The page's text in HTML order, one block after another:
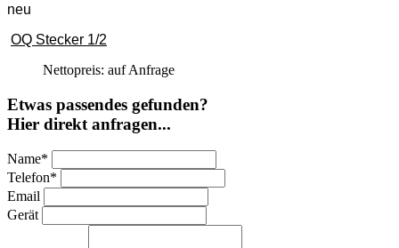
neu
OQ Stecker 1/2
Nettopreis: auf Anfrage
Etwas passendes gefunden?
Hier direkt anfragen...
Name*
Telefon*
Email
Gerät